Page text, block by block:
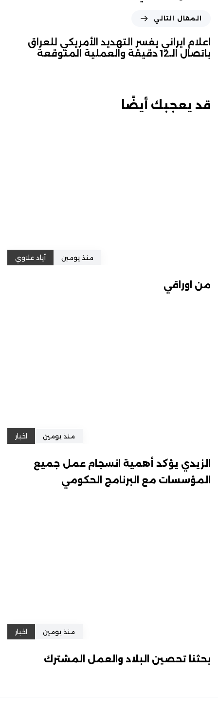
المقال التالي
اعلام ايراني يفسر التهديد الأمريكي للعراق
باتصال الـ12 دقيقة والعملية المتوقعة
قد يعجبك أيضًا
منذ يومين أياد علاوي
من اوراقي
منذ يومين اخبار
الزيدي يؤكد أهمية انسجام عمل جميع
المؤسسات مع البرنامج الحكومي
منذ يومين اخبار
بحثنا تحصين البلاد والعمل المشترك